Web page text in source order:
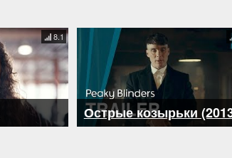
8.1
Острые козырьки